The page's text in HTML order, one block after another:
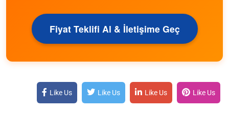
Fiyat Teklifi Al & İletişime Geç
Like Us Like Us Like Us Like Us